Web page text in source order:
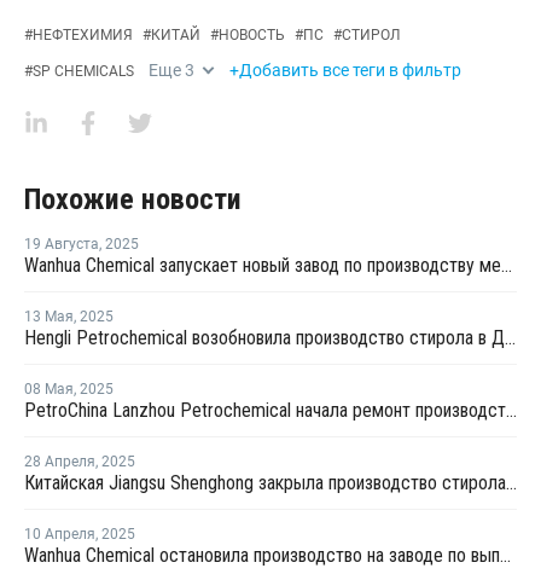
#НЕФТЕХИМИЯ #КИТАЙ #НОВОСТЬ #ПС #СТИРОЛ
#SP CHEMICALS Еще3 +Добавить все теги в фильтр
Похожие новости
19 Августа, 2025
Wanhua Chemical запускает новый завод по производству метилметакрилата стирола оптического класса в Китае
13 Мая, 2025
Hengli Petrochemical возобновила производство стирола в Даляне после ремонта
08 Мая, 2025
PetroChina Lanzhou Petrochemical начала ремонт производства стирола в Китае
28 Апреля, 2025
Китайская Jiangsu Shenghong закрыла производство стирола и окиси пропилена на неопределенный срок
10 Апреля, 2025
Wanhua Chemical остановила производство на заводе по выпуску стирола в Китае